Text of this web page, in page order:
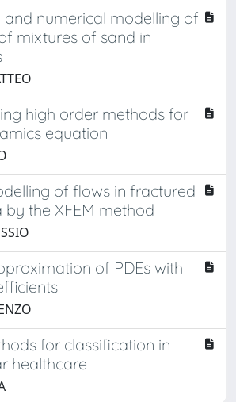
numerical modelling of
mixtures of sand in
high order methods for
equation
of flows in fractured
the XFEM method
of PDEs with
for classification in
healthcare